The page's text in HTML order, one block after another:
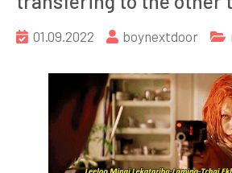
01.09.2022 boynextdoor